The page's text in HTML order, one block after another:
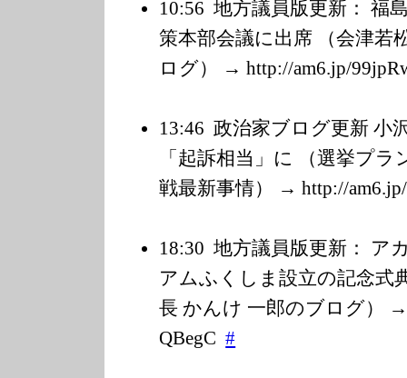
10:56 地方議員版更新： 福
策本部会議に出席 （会津若
ログ） → http://am6.jp/9
13:46 政治家ブログ更新 小
「起訴相当」に （選挙プ
戦最新事情） → http://
18:30 地方議員版更新： ア
アムふくしま設立の記念式
長 かんけ 一郎のブログ） →
QBegC #